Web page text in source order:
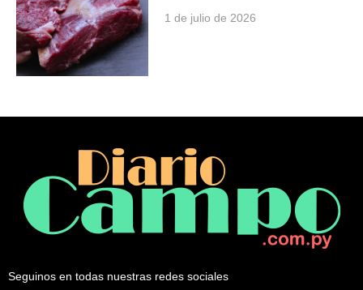
1 de julio de 2026
Seguinos en todas nuestras redes sociales